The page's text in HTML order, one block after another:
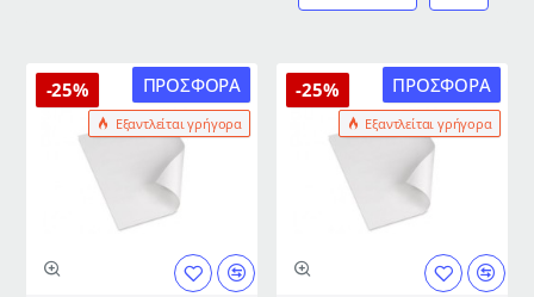
ΠΡΟΣΦΟΡΆ
Εξαντλείται γρήγορα
-25% ΠΡΟΣΦΟΡΆ
Εξαντλείται γρήγορα
-25%